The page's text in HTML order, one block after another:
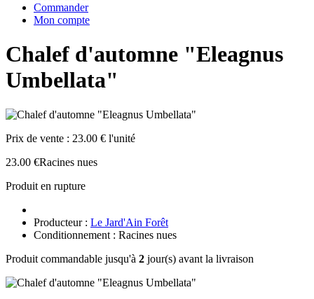
Commander
Mon compte
Chalef d'automne "Eleagnus
Umbellata"
Prix de vente : 23.00 € l'unité
23.00 €Racines nues
Produit en rupture
Producteur : Le Jard'Ain Forêt
Conditionnement : Racines nues
Produit commandable jusqu'à 2 jour(s) avant la livraison